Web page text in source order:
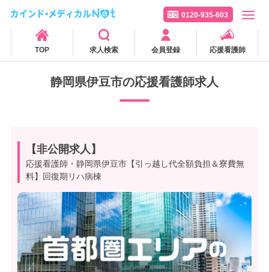
0120-935-603
TOP 求人検索 会員登録 応援看護師
静岡県伊豆市の応援看護師求人
【非公開求人】
応援看護師・静岡県伊豆市【引っ越し代全額負担＆寮費無
料】回復期リハ病棟